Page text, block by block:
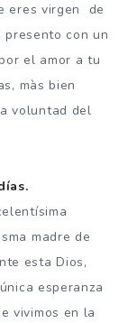
eres virgen de
con un
el amor a tu
màs bien
voluntad del
madre de
esta Dios,
esperanza
vivimos en la